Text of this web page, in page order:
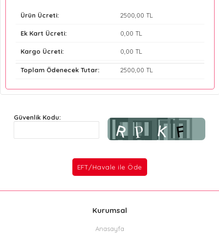
Ürün Ücreti: 2500 ,00 TL
Ek Kart Ücreti: 0 ,00 TL
Kargo Ücreti: 0 ,00 TL
Toplam Ödenecek Tutar: 2500 ,00 TL
Güvenlik Kodu:
Kurumsal
Anasayfa